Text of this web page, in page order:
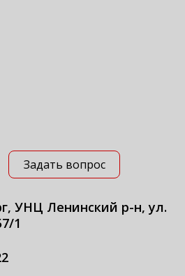
Задать вопрос
УНЦ Ленинский р-н, ул.
1